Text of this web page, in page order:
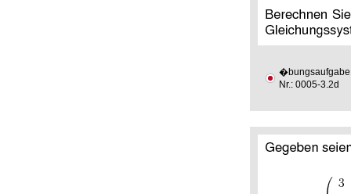
�bungsaufgabe
Nr.: 0005-3.2d